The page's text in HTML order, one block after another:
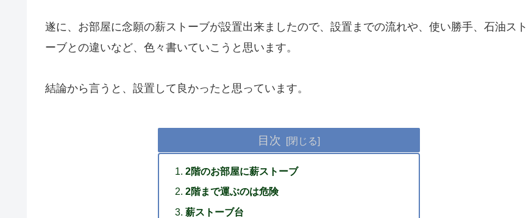
遂に、お部屋に念願の薪ストーブが設置出来ましたので、設置までの流れや、使い勝手、石油スト
ーブとの違いなど、色々書いていこうと思います。
結論から言うと、設置して良かったと思っています。
目次
2階のお部屋に薪ストーブ
2階まで運ぶのは危険
薪ストーブ台